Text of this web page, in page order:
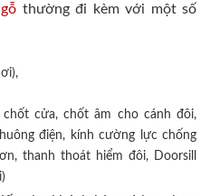
thường đi kèm với một số
cửa, chốt âm cho cánh đôi,
điện, kính cường lực chống
thanh thoát hiểm đôi, Doorsill